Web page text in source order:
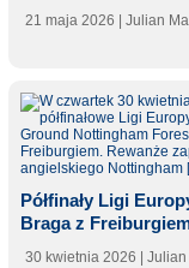
21 maja 2026 | Julian
Półfinały Ligi
Braga z
30 kwietnia 2026 |